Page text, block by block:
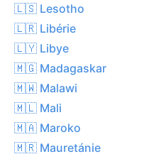
🇱🇸 Lesotho
🇱🇷 Libérie
🇱🇾 Libye
🇲🇬 Madagaskar
🇲🇼 Malawi
🇲🇱 Mali
🇲🇦 Maroko
🇲🇷 Mauretánie